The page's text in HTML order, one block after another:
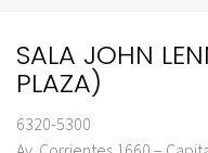
SALA JOHN
PLAZA)
6320-5300